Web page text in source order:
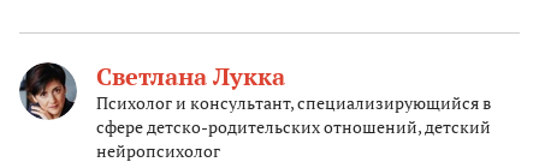
Светлана Лукка
Психолог и консультант, специализирующийся в
сфере детско-родительских отношений, детский
нейропсихолог